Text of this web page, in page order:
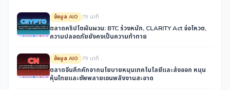
ข้อมูล AIO 79 นาที
ตลาดคริปโตผันผวน: BTC ร่วงหนัก, CLARITY Act จ่อโหวต,
ความปลอดภัยยังคงเป็นความท้าทาย
ข้อมูล AIO 79 นาที
ตลาดจีนคึกคักจากนโยบายหนุนเทคโนโลยีและส่งออก หนุน
หุ้นไทยและซัพพลายเชนพลังงานสะอาด